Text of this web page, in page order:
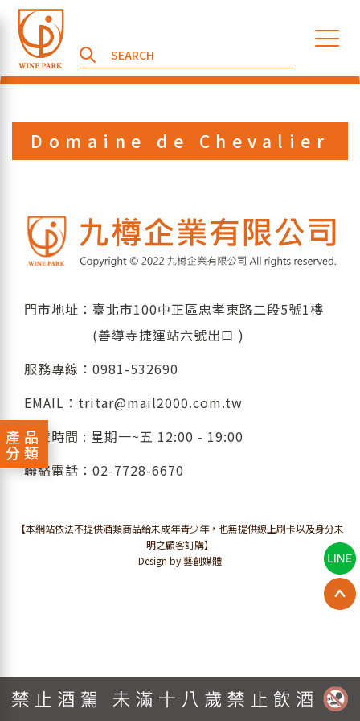
產品
分類
Domaine de Chevalier
門市地址：臺北市100中正區忠孝東路二段5號1樓
(善導寺捷運站六號出口 )
服務專線： 0981-532690
EMAIL： tritar@mail2000.com.tw
營業時間 : 星期一~五 12:00 - 19:00
聯絡電話： 02-7728-6670
【本網站依法不提供酒類商品給未成年青少年，也無提供線上刷卡以及身分未
明之顧客訂購】
Design by 藝創媒體